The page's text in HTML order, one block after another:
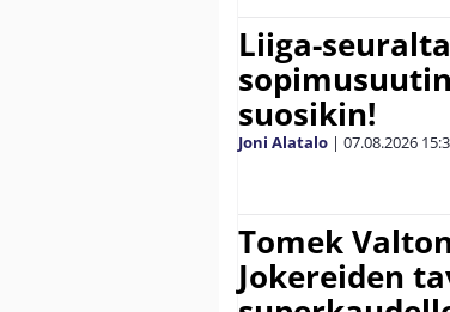
Liiga-
suosikin!
Joni Alatalo | 07.08.2026
Tomek
Jokereiden